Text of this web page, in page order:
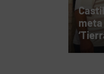
meta